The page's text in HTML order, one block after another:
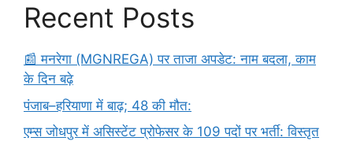
Recent Posts
​📰 मनरेगा (MGNREGA) पर ताजा अपडेट: नाम बदला, काम
के दिन बढ़े
पंजाब–हरियाणा में बाढ़; 48 की मौत:
एम्स जोधपुर में असिस्टेंट प्रोफेसर के 109 पदों पर भर्ती: विस्तृत